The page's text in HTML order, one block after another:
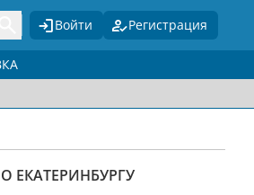
Войти Регистрация
ЕКАТЕРИНБУРГУ